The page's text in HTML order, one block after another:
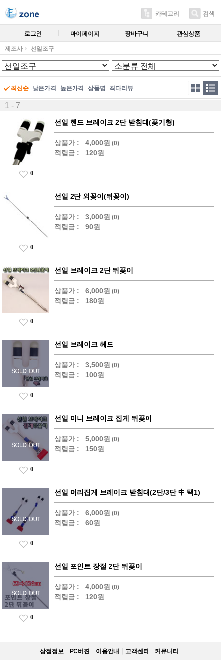
카테고리 검색
로그인 마이페이지 장바구니 관심상품
제조사 선일조구
최신순 낮은가격 높은가격 상품명 최다리뷰
1 - 7
선일 핸드 브레이크 2단 받침대(꽂기형)
상품가 : 4,000원 (0)
적립금 : 120원
0
선일 2단 외꽂이(뒤꽂이)
상품가 : 3,000원 (0)
적립금 : 90원
0
선일 브레이크 2단 뒤꽂이
상품가 : 6,000원 (0)
적립금 : 180원
0
선일 브레이크 헤드
상품가 : 3,500원 (0)
적립금 : 100원
0
선일 미니 브레이크 집게 뒤꽂이
상품가 : 5,000원 (0)
적립금 : 150원
0
선일 머리집게 브레이크 받침대(2단/3단 中 택1)
상품가 : 6,000원 (0)
적립금 : 60원
0
선일 포인트 장절 2단 뒤꽂이
상품가 : 4,000원 (0)
적립금 : 120원
0
상점정보 PC버젼 이용안내 고객센터 커뮤니티